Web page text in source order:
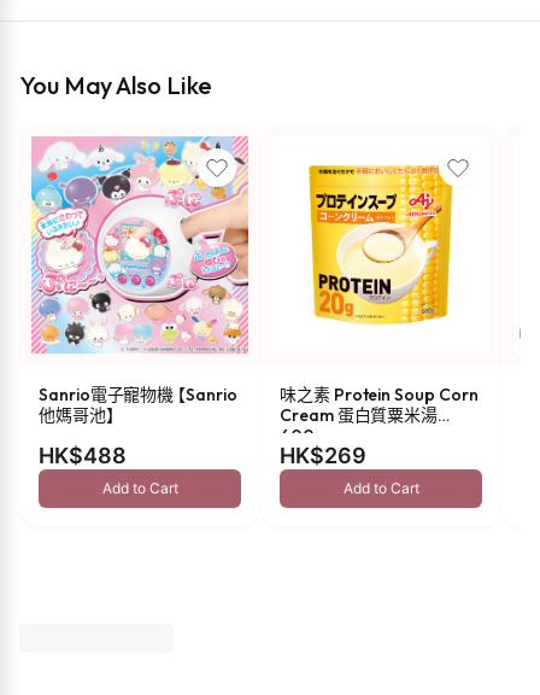
You May Also Like
Sanrio電子寵物機 【Sanrio
他媽哥池】
HK$488
Add to Cart
味之素 Protein Soup Corn
Cream 蛋白質粟米湯
600g
HK$269
Add to Cart